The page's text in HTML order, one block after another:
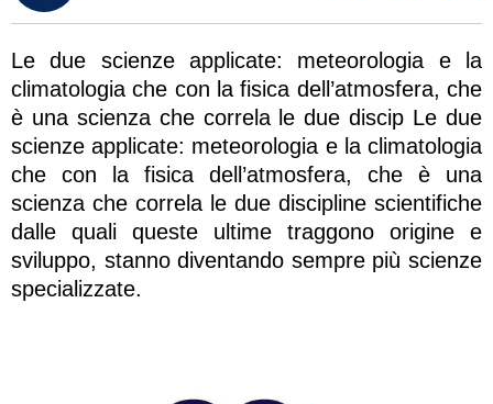
Le due scienze applicate: meteorologia e la
climatologia che con la fisica dell’atmosfera, che
è una scienza che correla le due discip Le due
scienze applicate: meteorologia e la climatologia
che con la fisica dell’atmosfera, che è una
scienza che correla le due discipline scientifiche
dalle quali queste ultime traggono origine e
sviluppo, stanno diventando sempre più scienze
specializzate.